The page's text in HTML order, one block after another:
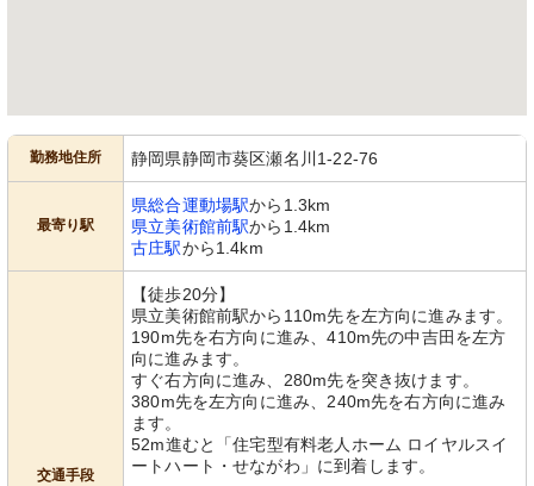
勤務地住所 静岡県静岡市葵区瀬名川1-22-76
最寄り駅
県総合運動場駅から1.3km
県立美術館前駅から1.4km
古庄駅から1.4km
交通手段
【徒歩20分】
県立美術館前駅から110m先を左方向に進みます。
190m先を右方向に進み、410m先の中吉田を左方
向に進みます。
すぐ右方向に進み、280m先を突き抜けます。
380m先を左方向に進み、240m先を右方向に進み
ます。
52m進むと「住宅型有料老人ホーム ロイヤルスイ
ートハート・せながわ」に到着します。